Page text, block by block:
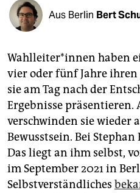
shop
fragen & hilfe
unterstützen
abo
genossenschaft
epaper login
Aus Berlin Bert
Wahl­lei­te­r*in­nen haben
vier oder fünf Jahre
sie am Tag nach der
Ergebnisse präsentieren.
verschwinden sie wieder
Bewusstsein. Bei
Das liegt an ihm selbst,
im September 2021 in
Selbstverständliches